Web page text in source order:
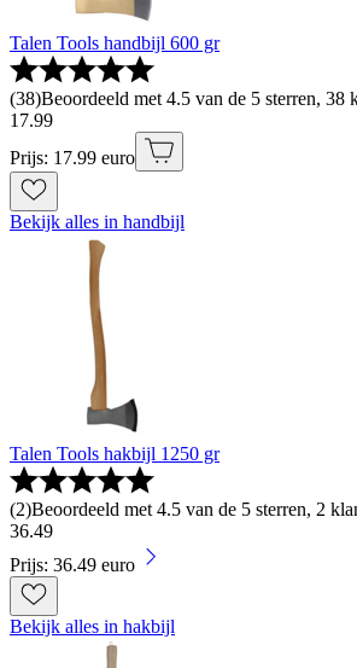
Talen Tools handbijl 600 gr
(38)Beoordeeld met 4.5 van de 5 sterren, 38
17.99
Prijs: 17.99 euro
Bekijk alles in handbijl
Talen Tools hakbijl 1250 gr
(2)Beoordeeld met 4.5 van de 5 sterren, 2
36.49
Prijs: 36.49 euro
Bekijk alles in hakbijl